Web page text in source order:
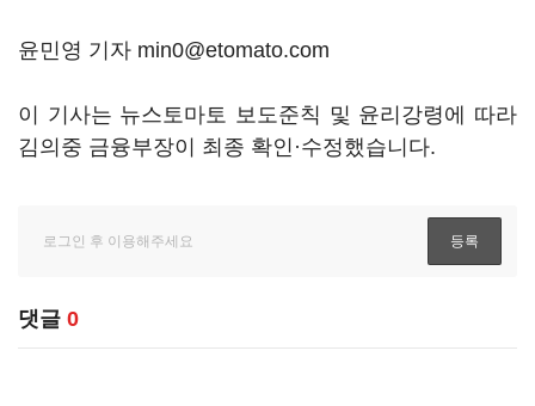
윤민영 기자 min0@etomato.com
이 기사는 뉴스토마토 보도준칙 및 윤리강령에 따라
김의중 금융부장이 최종 확인·수정했습니다.
댓글 0